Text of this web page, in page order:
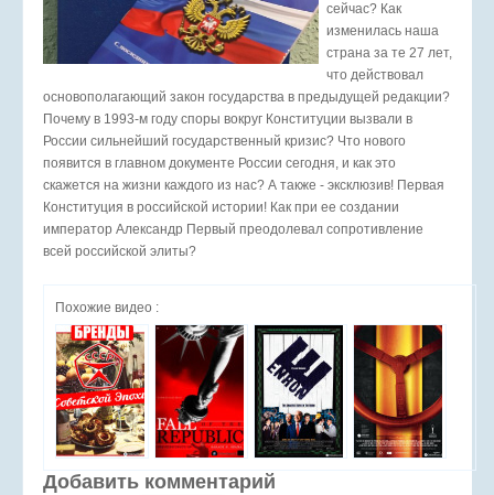
сейчас? Как
изменилась наша
страна за те 27 лет,
что действовал
основополагающий закон государства в предыдущей редакции?
Почему в 1993-м году споры вокруг Конституции вызвали в
России сильнейший государственный кризис? Что нового
появится в главном документе России сегодня, и как это
скажется на жизни каждого из нас? А также - эксклюзив! Первая
Конституция в российской истории! Как при ее создании
император Александр Первый преодолевал сопротивление
всей российской элиты?
Похожие видео :
Добавить комментарий